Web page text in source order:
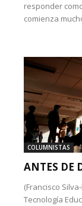
responder
comienza
COLUMNISTAS
ANTES DE
(Francisco
Tecnología